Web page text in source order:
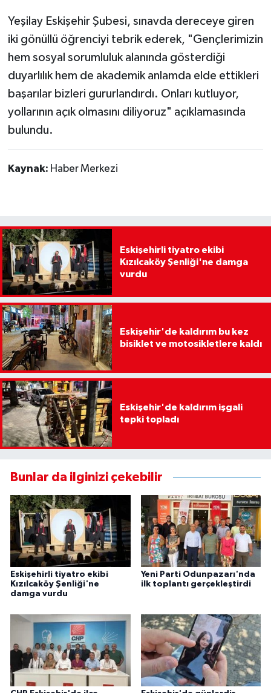
Yeşilay Eskişehir Şubesi, sınavda dereceye giren
iki gönüllü öğrenciyi tebrik ederek, "Gençlerimizin
hem sosyal sorumluluk alanında gösterdiği
duyarlılık hem de akademik anlamda elde ettikleri
başarılar bizleri gururlandırdı. Onları kutluyor,
yollarının açık olmasını diliyoruz" açıklamasında
bulundu.
Kaynak: Haber Merkezi
Eskişehirli tiyatro ekibi
Kızılcaköy Şenliği'ne damga
vurdu
Eskişehir'de kaldırım bu kez
bisiklet ve motosikletlere kaldı
Eskişehir'de kaldırım işgali
tepki topladı
Bunlar da ilginizi çekebilir
Eskişehirli tiyatro ekibi
Kızılcaköy Şenliği'ne
damga vurdu
Yeni Parti Odunpazarı'nda
ilk toplantı gerçekleştirdi